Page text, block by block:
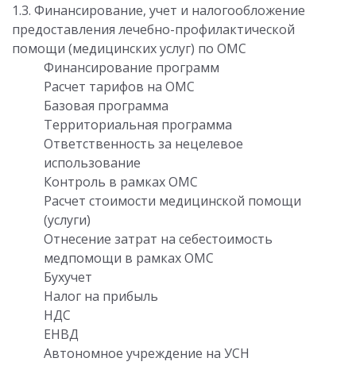
1.3. Финансирование, учет и налогообложение
предоставления лечебно-профилактической
помощи (медицинских услуг) по ОМС
Финансирование программ
Расчет тарифов на ОМС
Базовая программа
Территориальная программа
Ответственность за нецелевое
использование
Контроль в рамках ОМС
Расчет стоимости медицинской помощи
(услуги)
Отнесение затрат на себестоимость
медпомощи в рамках ОМС
Бухучет
Налог на прибыль
НДС
ЕНВД
Автономное учреждение на УСН